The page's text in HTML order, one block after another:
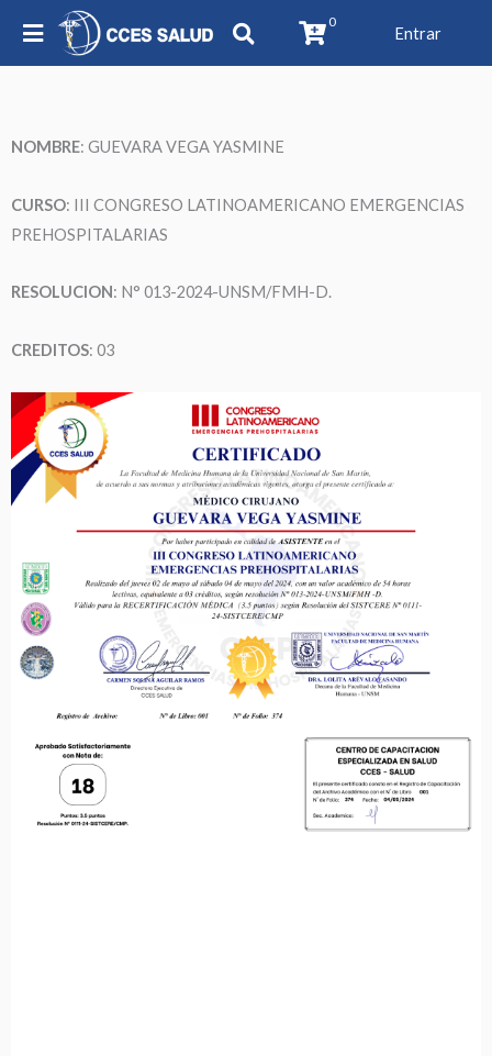
0
Entrar
NOMBRE: GUEVARA VEGA YASMINE
CURSO: III CONGRESO LATINOAMERICANO EMERGENCIAS
PREHOSPITALARIAS
RESOLUCION: N° 013-2024-UNSM/FMH-D.
CREDITOS: 03